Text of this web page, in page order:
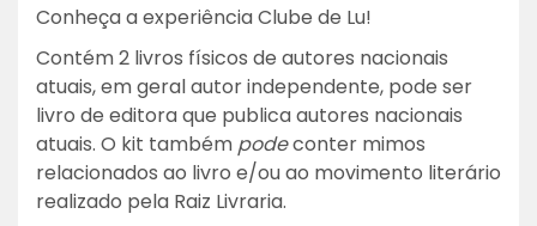
Conheça a experiência Clube de Lu!
Contém 2 livros físicos de autores nacionais
atuais, em geral autor independente, pode ser
livro de editora que publica autores nacionais
atuais. O kit também podeconter mimos
relacionados ao livro e/ou ao movimento literário
realizado pela Raiz Livraria.